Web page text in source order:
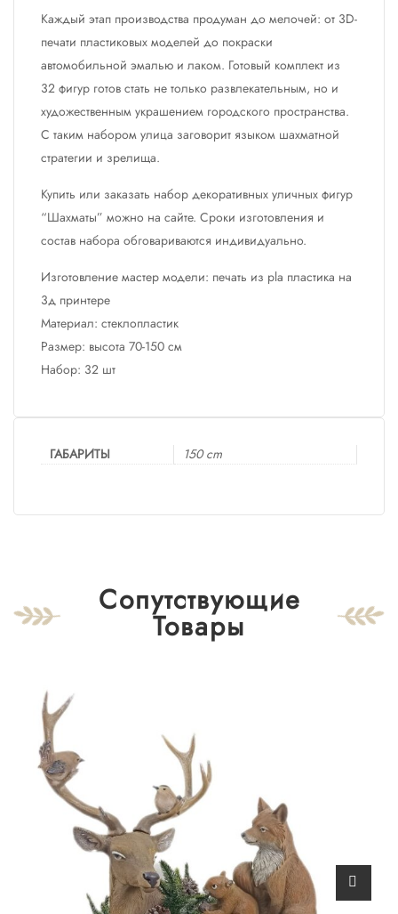
Каждый этап производства продуман до мелочей: от 3D-
печати пластиковых моделей до покраски
автомобильной эмалью и лаком. Готовый комплект из
32 фигур готов стать не только развлекательным, но и
художественным украшением городского пространства.
С таким набором улица заговорит языком шахматной
стратегии и зрелища.
Купить или заказать набор декоративных уличных фигур
“Шахматы” можно на сайте. Сроки изготовления и
состав набора обговариваются индивидуально.
Изготовление мастер модели: печать из pla пластика на
3д принтере
Материал: стеклопластик
Размер: высота 70-150 см
Набор: 32 шт
ГАБАРИТЫ 150 cm
Сопутствующие
Товары